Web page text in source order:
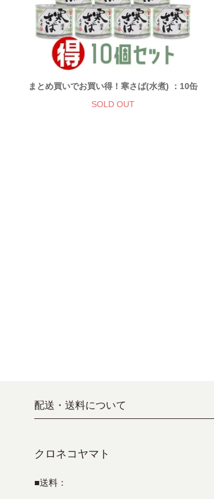
まとめ買いでお買い得！寒さば(水煮) ：10缶
SOLD OUT
配送・送料について
クロネコヤマト
■送料：